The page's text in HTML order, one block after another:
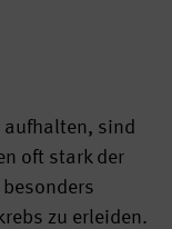
aufhalten, sind
oft stark der
zu erleiden.